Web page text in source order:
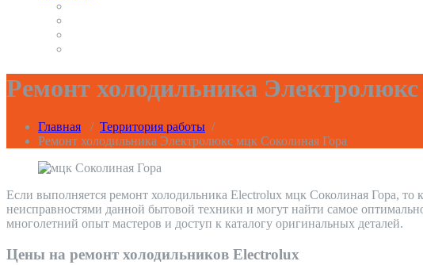
Ремонт холодильника
Главная / Территория работы /
Ремонт холодильника Электролюкс мцк Соколиная Гора
Если выполняется ремонт холодильника Electrolux мцк Соколиная Гора, то
неисправностями данной бытовой техники и могут найти самое
многолетний опыт мастеров и доступ к каталогу оригинальных деталей.
Цены на ремонт холодильников Electrolux